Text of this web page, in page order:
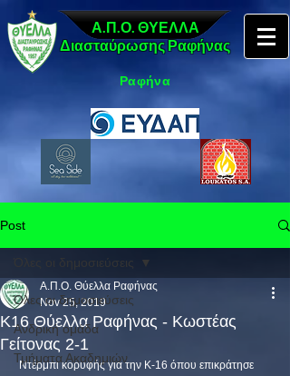
Α.Π.Ο. ΘΥΕΛΛΑ
Διασταύρωσης Ραφήνας
Ραφήνα
Post
Όλες οι δημοσιεύσεις
Ανδρική ομάδα
Τμήματα Ακαδημιών
Όλες οι δημοσιεύσεις
Κ16 Θύελλα Ραφήνας - Κωστέας
Γείτονας 2-1
Α.Π.Ο. Θύελλα Ραφήνας
Nov 25, 2019
Ντέρμπι κορυφής για την Κ-16 όπου επικράτησε